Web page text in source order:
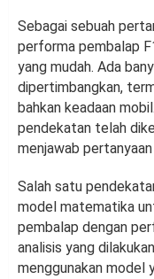
Sebagai sebuah
performa pembalap
yang mudah. Ada
dipertimbangkan,
bahkan keadaan
pendekatan telah
menjawab pertanyaan
Salah satu
model matematika
pembalap dengan
analisis yang
menggunakan model